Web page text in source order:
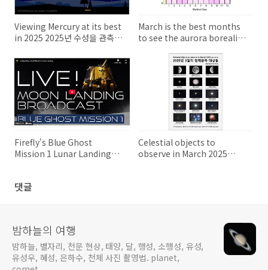
Viewing Mercury at its best
in 2025 2025년 수성을 관측하
March is the best months
to see the aurora borealis,
로라, 즉 북극광을 볼 수 있는 가
장 좋은 달
Firefly's Blue Ghost
Mission 1 Lunar Landing
중계)
Celestial objects to
observe in March 2025
댓글
밤하늘의 여행
밤하늘, 별자리, 천문 현상, 태양, 달, 행성, 소행성, 유성,
유성우, 혜성, 은하수, 천체 사진 촬영법. planet,